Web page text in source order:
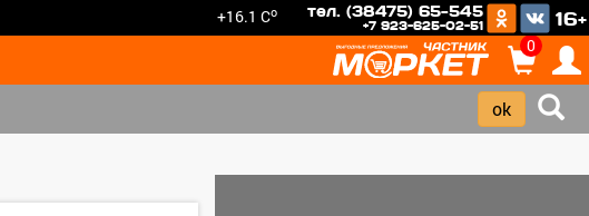
+16.1 Co тел. (38475) 65-545
+7 923-625-02-51 16+
0